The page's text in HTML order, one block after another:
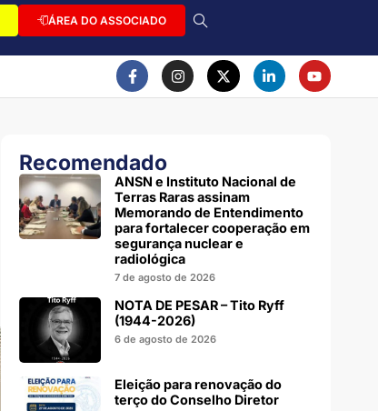
ÁREA DO ASSOCIADO
Recomendado
ANSN e Instituto Nacional de
Terras Raras assinam
Memorando de Entendimento
para fortalecer cooperação em
segurança nuclear e
radiológica
7 de agosto de 2026
NOTA DE PESAR – Tito Ryff
(1944-2026)
6 de agosto de 2026
Eleição para renovação do
terço do Conselho Diretor